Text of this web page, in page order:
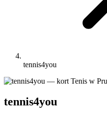
tennis4you
tennis4you